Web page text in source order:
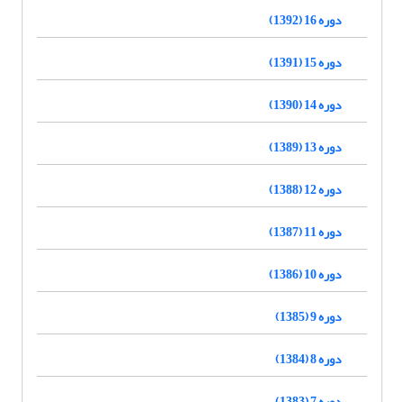
دوره 16 (1392)
دوره 15 (1391)
دوره 14 (1390)
دوره 13 (1389)
دوره 12 (1388)
دوره 11 (1387)
دوره 10 (1386)
دوره 9 (1385)
دوره 8 (1384)